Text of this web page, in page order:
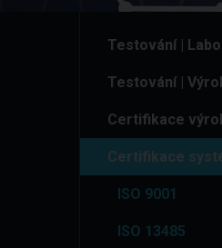
Testování |
Testování |
Certifikace
Certifikace
ISO 9001
ISO 13485